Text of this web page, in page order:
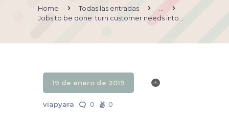
Home Todas las entradas
...
Jobs to be done: turn customer needs into...
Servicios
Contacto
19 de enero de 2019
viapyara 0 0